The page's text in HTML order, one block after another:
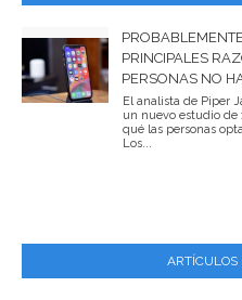
PRINCIPALES
PERSONAS NO
El analista de Piper
un nuevo estudio de
qué las personas
Los...
ARTÍCULOS